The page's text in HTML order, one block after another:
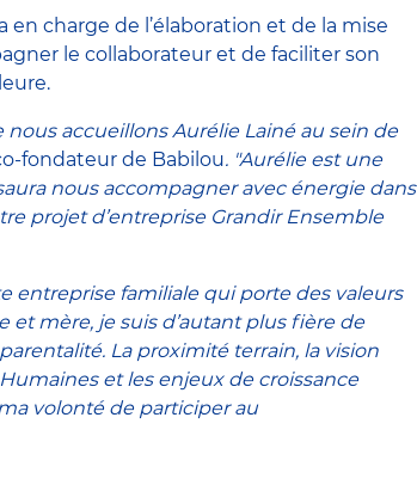
en charge de l’élaboration et de la mise
le collaborateur et de faciliter son
accueillons Aurélie Lainé au sein de
fondateur de Babilou. "Aurélie est une
nous accompagner avec énergie dans
projet d’entreprise Grandir Ensemble
entreprise familiale qui porte des valeurs
mère, je suis d’autant plus fière de
La proximité terrain, la vision
et les enjeux de croissance
volonté de participer au